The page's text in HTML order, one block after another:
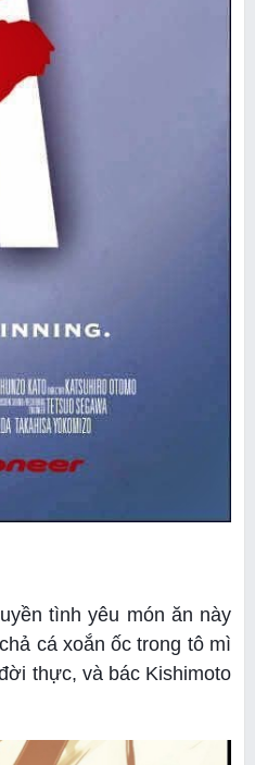
tình yêu món ăn này
cá xoắn ốc trong tô mì
thực, và bác Kishimoto